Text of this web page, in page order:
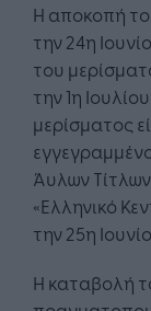
Η αποκοπή
την 24η
του
την 1η
μερίσματος
Άυλων Τίτλων
«Ελληνικό
την 25η
Η καταβολή